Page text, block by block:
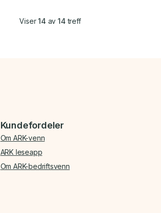
Viser14 av 14 treff
Kundefordeler
Om ARK-venn
ARK leseapp
Om ARK-bedriftsvenn